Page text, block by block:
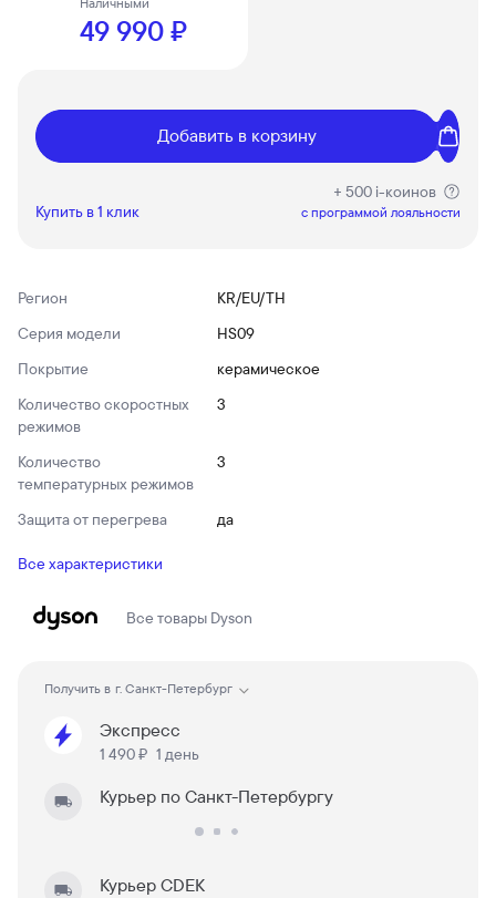
49 990 ₽
Добавить в корзину
Купить в 1 клик
+ 500 i-коинов
c программой лояльности
Регион
KR/EU/TH
Серия модели
HS09
Покрытие
керамическое
Количество скоростных
режимов
3
Количество
температурных режимов
3
Защита от перегрева да
Все характеристики
Все товары Dyson
Получить в г. Санкт-Петербург
Экспресс
1 490 ₽ 1 день
Курьер по Санкт-Петербургу
Курьер CDEK